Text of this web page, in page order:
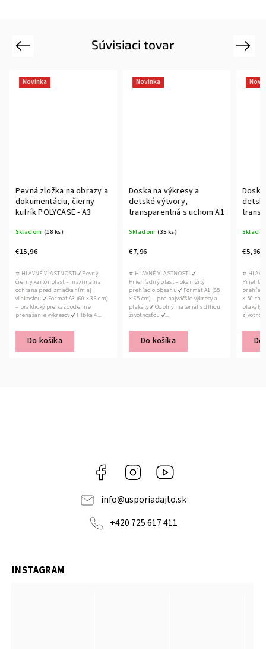
Súvisiaci tovar
Previous
Novinka
Pevná zložka na obrazy a
dokumentáciu, čierny
kufrík POLYCASE - A3
Skladom (18 ks)
€15,96
Do košíka
⭐ HLAVNÉ VLASTNOSTI✔ Pevný
čierny kartónplast – maximálna
ochrana pred zmačkaním aj
vlhkosťou ✔ Formát A3 (60 × 36 cm)
– praktický pre každodenné
prenášanie výkresov ✔ Hĺbka 4...
Novinka
Doska na výkresy a
detské výtvory,
transparentná s uchom A1
Skladom (35 ks)
€7,96
Do košíka
⭐ HLAVNÉ VLASTNOSTI ✔
Priehľadný plast – okamžitý
prehľad o obsahu ✔ Formát A1 (85
× 65 cm) – pre najväčšie výkresy a
plakáty ✔ Odolný materiál s dlhou
životnosťou ✔...
€5,96
⭐
prehľad o
× 50
plakáty ✔ Odolný materiál s dlhou
Next
Facebook Instagram
info@usporiadajto.sk
+420 725 617 411
INSTAGRAM